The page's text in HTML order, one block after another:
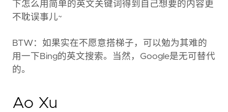
下怎么用简单的英文关键词得到自己想要的内容更
不耽误事儿~
BTW：如果实在不愿意搭梯子，可以勉为其难的
用一下Bing的英文搜索。当然，Google是无可替代
的。
Ao Xu